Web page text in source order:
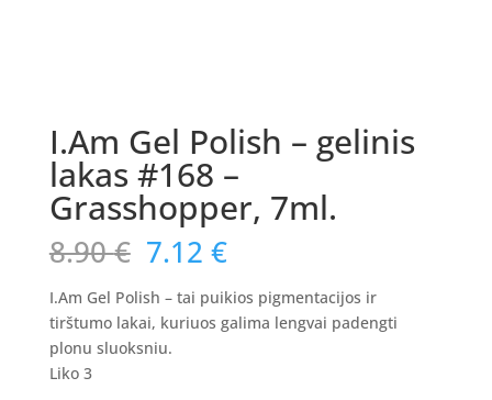
I.Am Gel Polish – gelinis
lakas #168 –
Grasshopper, 7ml.
8.90€ Original
price
was:
8.90 €.
7.12 €Current
price
is:
7.12 €.
I.Am Gel Polish – tai puikios pigmentacijos ir
tirštumo lakai, kuriuos galima lengvai padengti
plonu sluoksniu.
Liko 3